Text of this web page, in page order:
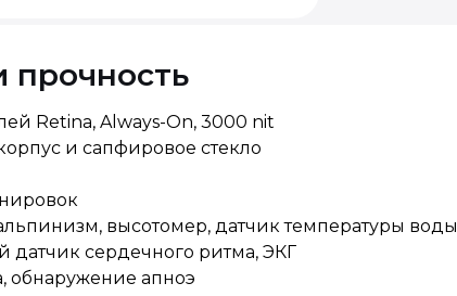
прочность
Retina, Always-On, 3000 nit
и сапфировое стекло
высотомер, датчик температуры воды
датчик сердечного ритма, ЭКГ
обнаружение апноэ